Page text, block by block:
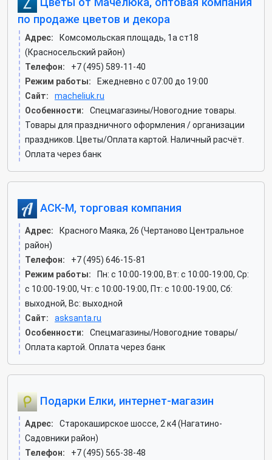
по продаже цветов и декора
Адрес:
Комсомольская площадь, 1а ст18
(Красносельский район)
Телефон:
+7 (495) 589-11-40
Режим работы:
Ежедневно с 07:00 до 19:00
Сайт:
macheliuk.ru
Особенности:
Спецмагазины/Новогодние товары.
Товары для праздничного оформления / организации
праздников. Цветы/Оплата картой. Наличный расчёт.
Оплата через банк
АСК-М, торговая компания
Адрес:
Красного Маяка, 26 (Чертаново Центральное
район)
Телефон:
+7 (495) 646-15-81
Режим работы:
Пн: c 10:00-19:00, Вт: c 10:00-19:00, Ср:
c 10:00-19:00, Чт: c 10:00-19:00, Пт: c 10:00-19:00, Сб:
выходной, Вс: выходной
Сайт:
asksanta.ru
Особенности:
Спецмагазины/Новогодние товары/
Оплата картой. Оплата через банк
Подарки Елки, интернет-магазин
Адрес:
Старокаширское шоссе, 2 к4 (Нагатино-
Садовники район)
Телефон:
+7 (495) 565-38-48